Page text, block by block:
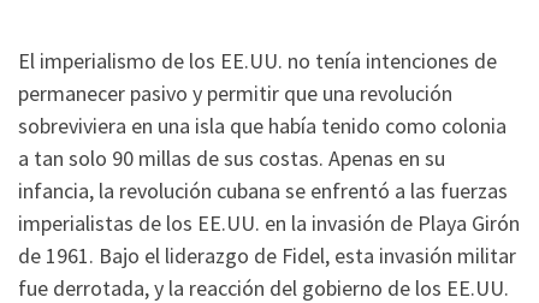
El imperialismo de los EE.UU. no tenía intenciones de
permanecer pasivo y permitir que una revolución
sobreviviera en una isla que había tenido como colonia
a tan solo 90 millas de sus costas. Apenas en su
infancia, la revolución cubana se enfrentó a las fuerzas
imperialistas de los EE.UU. en la invasión de Playa Girón
de 1961. Bajo el liderazgo de Fidel, esta invasión militar
fue derrotada, y la reacción del gobierno de los EE.UU.